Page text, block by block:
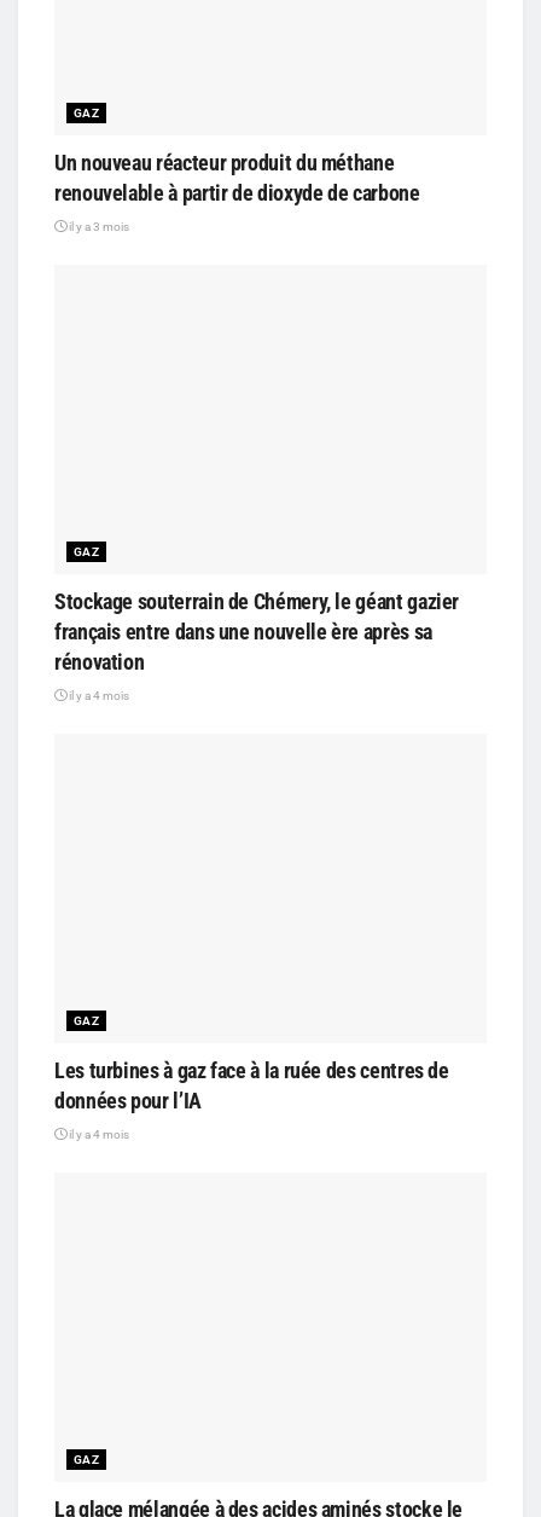
GAZ
Un nouveau réacteur produit du méthane
renouvelable à partir de dioxyde de carbone
il y a 3 mois
GAZ
Stockage souterrain de Chémery, le géant gazier
français entre dans une nouvelle ère après sa
rénovation
il y a 4 mois
GAZ
Les turbines à gaz face à la ruée des centres de
données pour l’IA
il y a 4 mois
GAZ
La glace mélangée à des acides aminés stocke le